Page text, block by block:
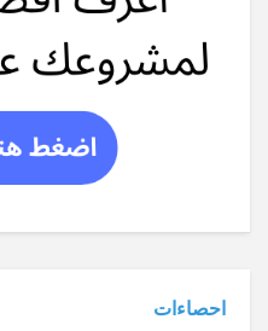
احصاءات